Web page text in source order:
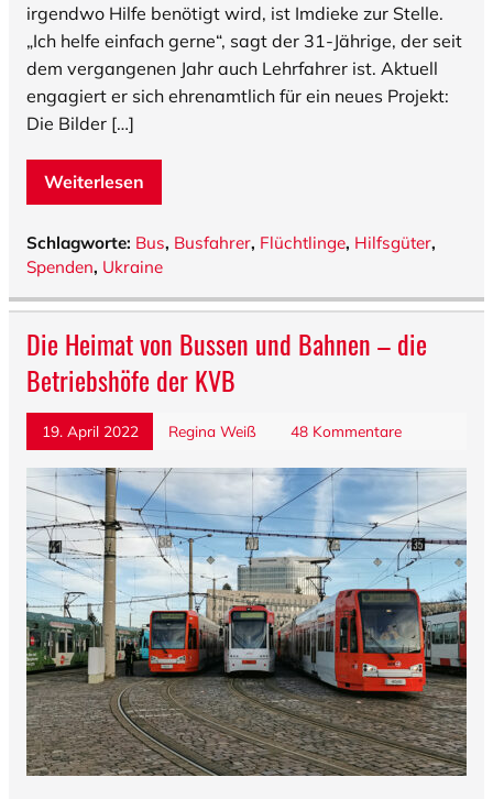
irgendwo Hilfe benötigt wird, ist Imdieke zur Stelle.
„Ich helfe einfach gerne“, sagt der 31-Jährige, der seit
dem vergangenen Jahr auch Lehrfahrer ist. Aktuell
engagiert er sich ehrenamtlich für ein neues Projekt:
Die Bilder […]
Weiterlesen
Schlagworte: Bus, Busfahrer, Flüchtlinge, Hilfsgüter,
Spenden, Ukraine
Die Heimat von Bussen und Bahnen – die
Betriebshöfe der KVB
19. April 2022 Regina Weiß 48 Kommentare